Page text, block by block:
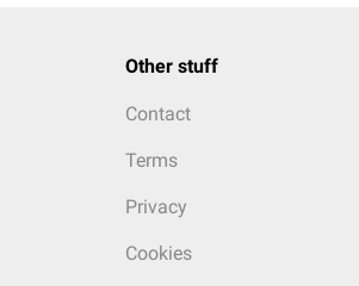
Other stuff
Contact
Terms
Privacy
Cookies